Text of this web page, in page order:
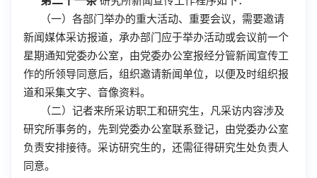
（一）各部门举办的重大活动、重要会议，需要邀请
新闻媒体采访报道，承办部门应于举办活动或会议前一个
星期通知党委办公室，由党委办公室报经分管新闻宣传工
作的所领导同意后，组织邀请新闻单位，以便及时组织报
道和采集文字、音像资料。
（二）记者来所采访职工和研究生，凡采访内容涉及
研究所事务的，先到党委办公室联系登记，由党委办公室
负责安排接待。采访研究生的，还需征得研究生处负责人
同意。